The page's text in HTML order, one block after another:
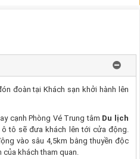
đoàn tại Khách sạn khởi hành lên
cạnh Phòng Vé Trung tâm Du lịch
ô tô sẽ đưa khách lên tới cửa động.
vào sâu 4,5km bằng thuyền độc
khách tham quan.